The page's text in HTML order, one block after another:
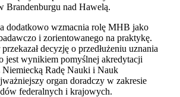
Brandenburgu nad Hawelą.
dodatkowo wzmacnia rolę MHB jako
i zorientowanego na praktykę.
decyzję o przedłużeniu uznania
jest wynikiem pomyślnej akredytacji
Radę Nauki i Nauk
organ doradczy w zakresie
federalnych i krajowych.